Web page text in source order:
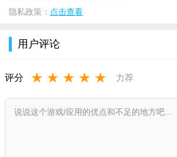
【主播电台】，音乐故事、脱口秀、情
【专业解读】，数千明星专访、电台节
紫棋等热门歌手新歌
隐私政策： 点击查看
用户评论
评分 ★ ★ ★ ★ ★ 力荐